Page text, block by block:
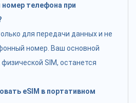
телефона при
для передачи данных и не
номер. Ваш основной
SIM, останется
eSIM в портативном